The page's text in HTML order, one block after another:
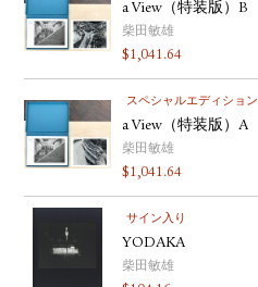
a View（特装版）B
柴田敏雄
$1,041.64
スペシャルエディション
a View（特装版）A
柴田敏雄
$1,041.64
サイン入り
YODAKA
柴田敏雄